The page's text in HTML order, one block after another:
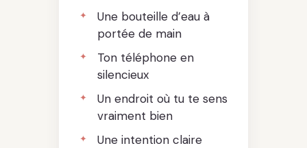
Une bouteille d’eau à
portée de main
Ton téléphone en
silencieux
Un endroit où tu te sens
vraiment bien
Une intention claire